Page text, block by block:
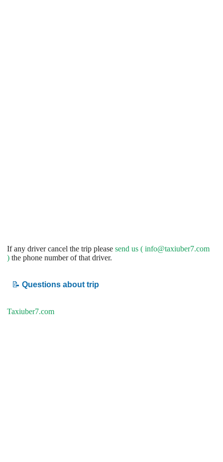
If any driver cancel the trip please send us ( info@taxiuber7.com
) the phone number of that driver.
📝 Questions about trip
Taxiuber7.com